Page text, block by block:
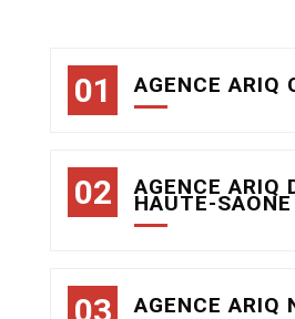
AGENCE ARIQ
AGENCE ARIQ
HAUTE-SAONE
AGENCE ARIQ